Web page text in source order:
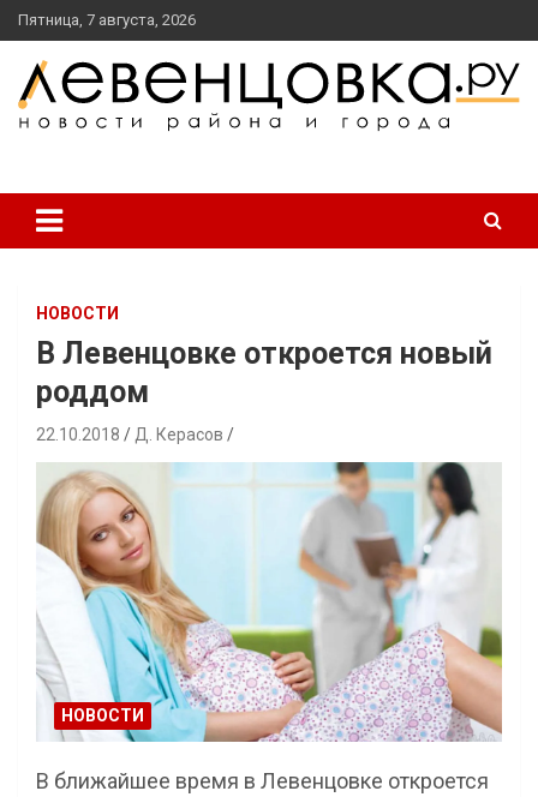
перейти
к
содержанию
Пятница, 7 августа, 2026
НОВОСТИ
В Левенцовке откроется новый
роддом
22.10.2018 Д. Керасов
НОВОСТИ
В ближайшее время в Левенцовке откроется